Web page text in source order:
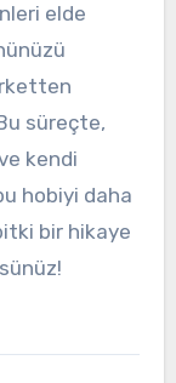
elde
süreçte,
kendi
hobiyi daha
bir hikaye